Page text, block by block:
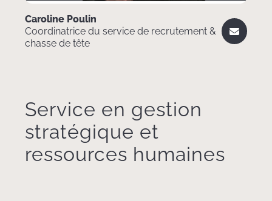
Caroline Poulin
Coordinatrice du service de recrutement &
chasse de tête
Service en gestion
stratégique et
ressources humaines